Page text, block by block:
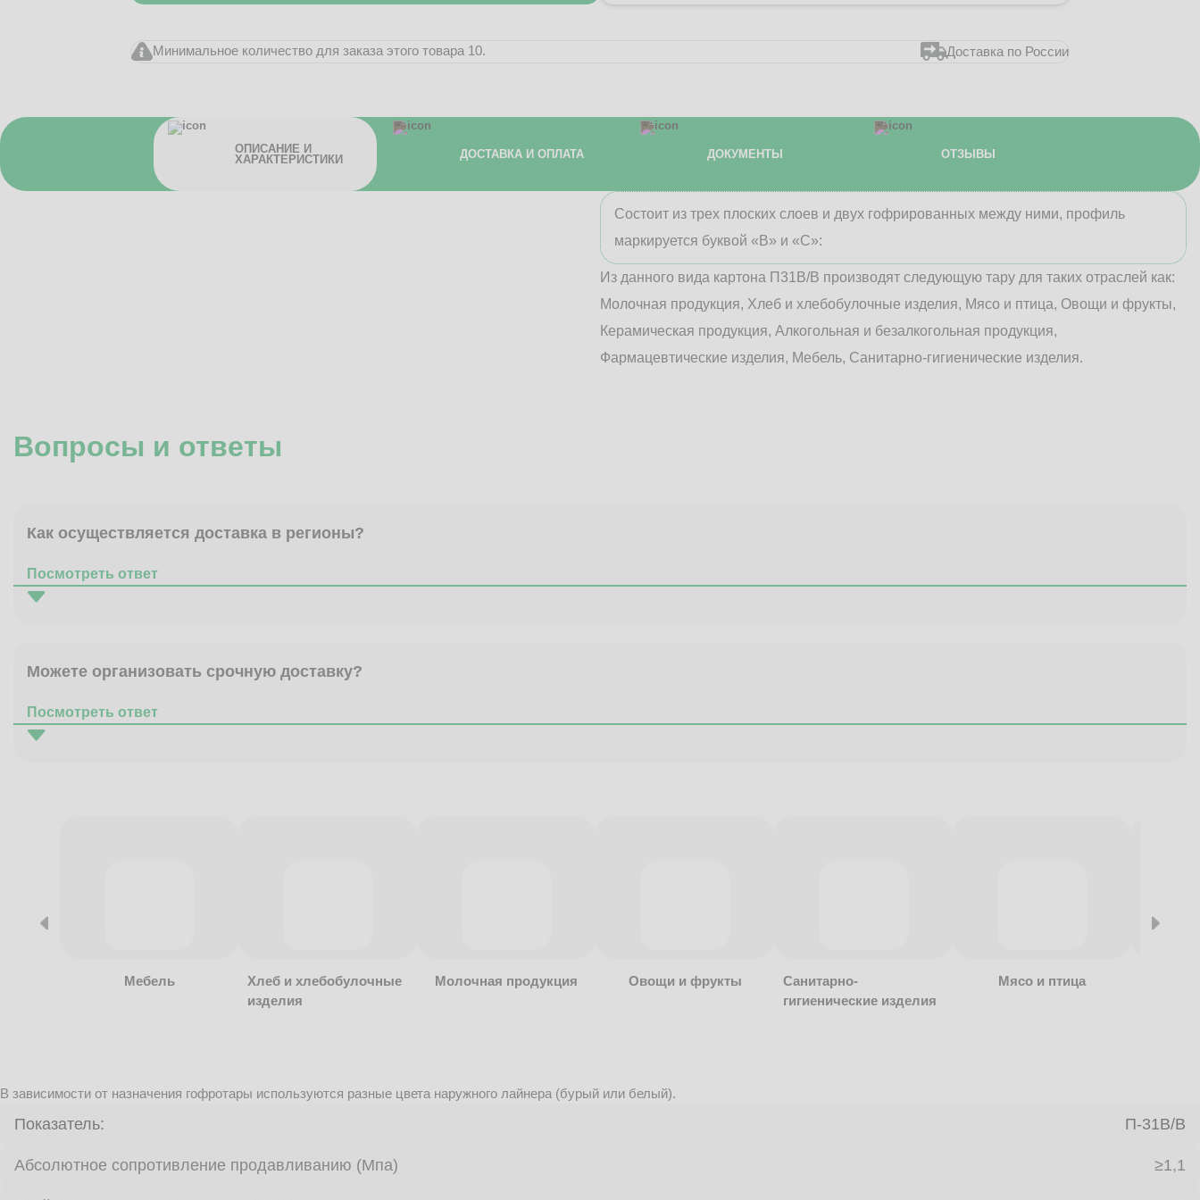
Минимальное количество для заказа этого товара 10. Доставка по России
ОПИСАНИЕ И
ХАРАКТЕРИСТИКИ
ДОСТАВКА И ОПЛАТА ДОКУМЕНТЫ ОТЗЫВЫ
Состоит из трех плоских слоев и двух гофрированных между ними, профиль
маркируется буквой «В» и «С»:
Из данного вида картона П31В/B производят следующую тару для таких отраслей как:
Молочная продукция, Хлеб и хлебобулочные изделия, Мясо и птица, Овощи и фрукты,
Керамическая продукция, Алкогольная и безалкогольная продукция,
Фармацевтические изделия, Мебель, Санитарно-гигиенические изделия.
Вопросы и ответы
Как осуществляется доставка в регионы?
Посмотреть ответ
Можете организовать срочную доставку?
Посмотреть ответ
Мебель
Хлеб и хлебобулочные
изделия
Молочная продукция Овощи и фрукты
Санитарно-
гигиенические изделия
Мясо и птица
В зависимости от назначения гофротары используются разные цвета наружного лайнера (бурый или белый).
Показатель: П-31В/B
Абсолютное сопротивление продавливанию (Мпа) ≥1,1